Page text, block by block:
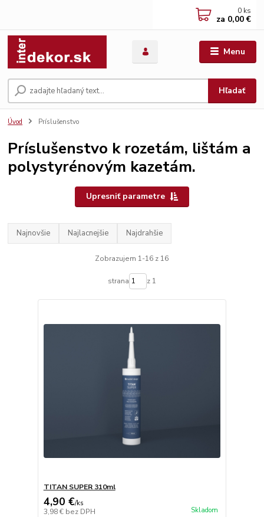
Menu
Hľadať
0 ks
za 0,00 €
Úvod Príslušenstvo
Príslušenstvo k rozetám, lištám a
polystyrénovým kazetám.
Upresniť parametre
Najnovšie Najlacnejšie Najdrahšie
Zobrazujem 1-16 z 16
strana z 1
TITAN SUPER 310ml
4,90 €/ks
3,98 € bez DPH Skladom